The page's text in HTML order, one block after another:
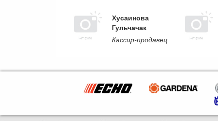
Хусаинова
Гульчачак
Кассир-продавец